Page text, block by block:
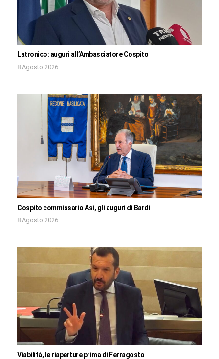
Latronico: auguri all’Ambasciatore Cospito
8 Agosto 2026
Cospito commissario Asi, gli auguri di Bardi
8 Agosto 2026
Viabilità, le riaperture prima di Ferragosto